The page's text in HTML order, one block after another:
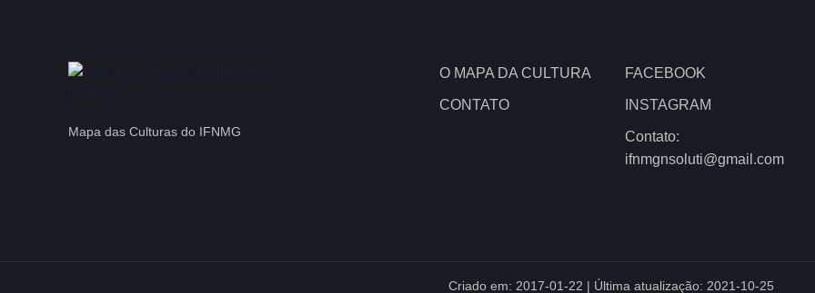
Mapa das Culturas do IFNMG
O MAPA DA CULTURA
CONTATO
FACEBOOK
INSTAGRAM
Contato:
ifnmgnsoluti@gmail.com
Criado em: 2017-01-22 | Última atualização: 2021-10-25